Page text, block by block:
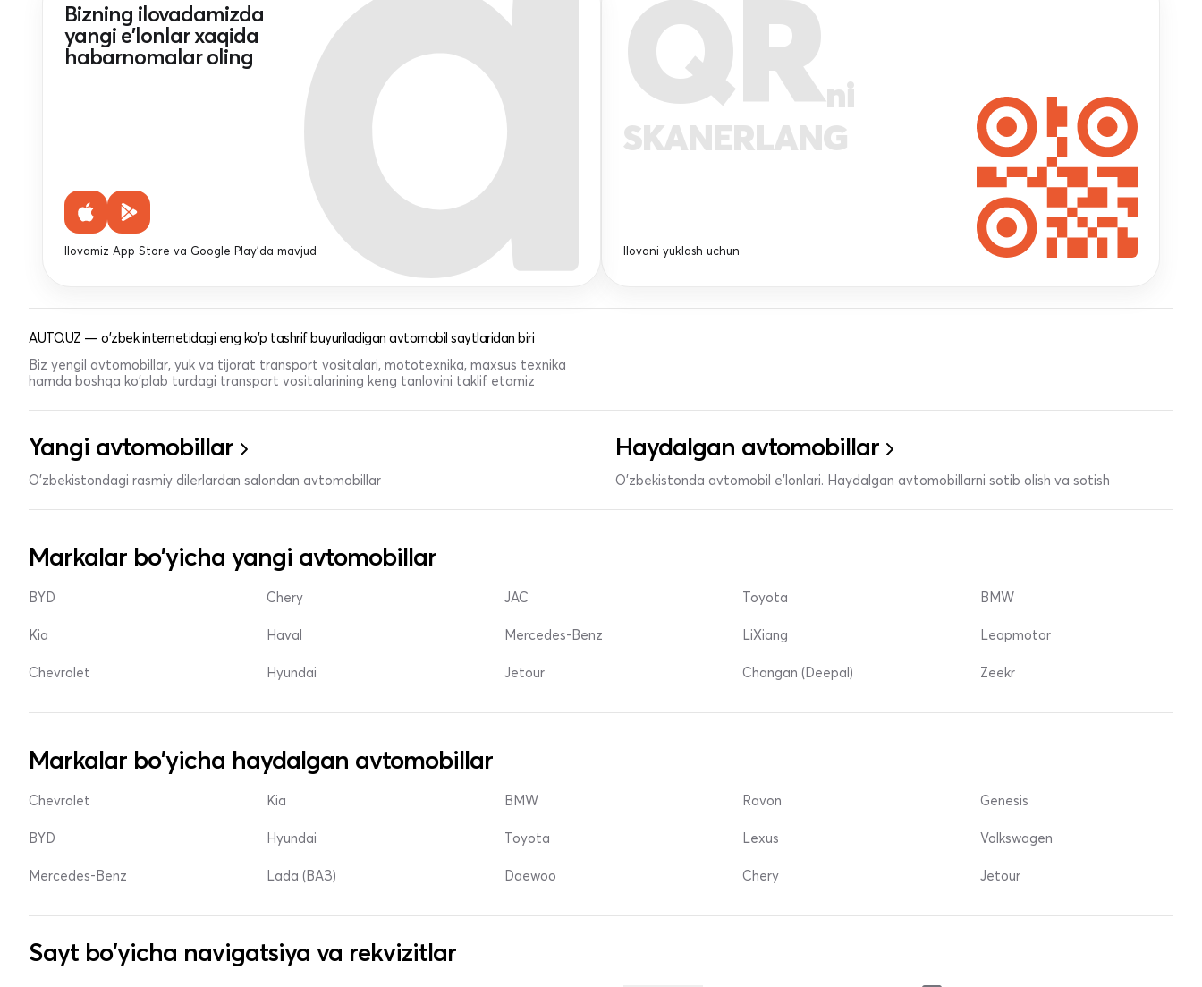
Bizning ilovadamizda
yangi e'lonlar xaqida
habarnomalar oling
Ilovamiz App Store va Google Play'da mavjud
QRni
SKANERLANG
Ilovani yuklash uchun
AUTO.UZ — o'zbek internetidagi eng ko'p tashrif buyuriladigan avtomobil saytlaridan biri
Biz yengil avtomobillar, yuk va tijorat transport vositalari, mototexnika, maxsus texnika
hamda boshqa ko'plab turdagi transport vositalarining keng tanlovini taklif etamiz
Yangi avtomobillar
O'zbekistondagi rasmiy dilerlardan salondan avtomobillar
Haydalgan avtomobillar
O'zbekistonda avtomobil e’lonlari. Haydalgan avtomobillarni sotib olish va sotish
Markalar bo'yicha yangi avtomobillar
BYD
Kia
Chevrolet
Chery
Haval
Hyundai
JAC
Mercedes-Benz
Jetour
Toyota
LiXiang
Changan (Deepal)
BMW
Leapmotor
Zeekr
Markalar bo'yicha haydalgan avtomobillar
Chevrolet
BYD
Mercedes-Benz
Kia
Hyundai
Lada (ВАЗ)
BMW
Toyota
Daewoo
Ravon
Lexus
Chery
Genesis
Volkswagen
Jetour
Sayt bo'yicha navigatsiya va rekvizitlar